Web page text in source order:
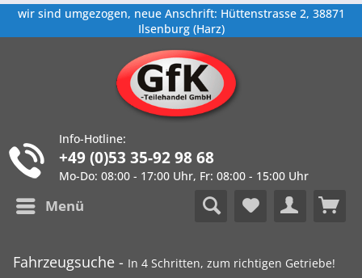
wir sind umgezogen, neue Anschrift: Hüttenstrasse 2, 38871
Ilsenburg (Harz)
Info-Hotline:
+49 (0)53 35-92 98 68
Mo-Do: 08:00 - 17:00 Uhr, Fr: 08:00 - 15:00 Uhr
Menü
Fahrzeugsuche - In 4 Schritten, zum richtigen Getriebe!